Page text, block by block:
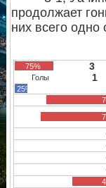
продолжает
них всего одно
75% 3
Голы 1
25%